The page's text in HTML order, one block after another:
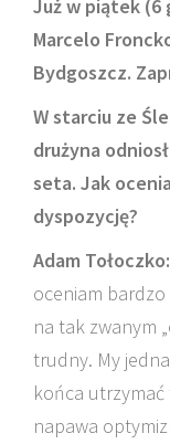
Już w piątek
Marcelo
Bydgoszcz.
W starciu ze
drużyna
seta. Jak
dyspozycję?
Adam Tołoczko:
oceniam bardzo
na tak zwanym
trudny. My
końca utrzymać
napawa